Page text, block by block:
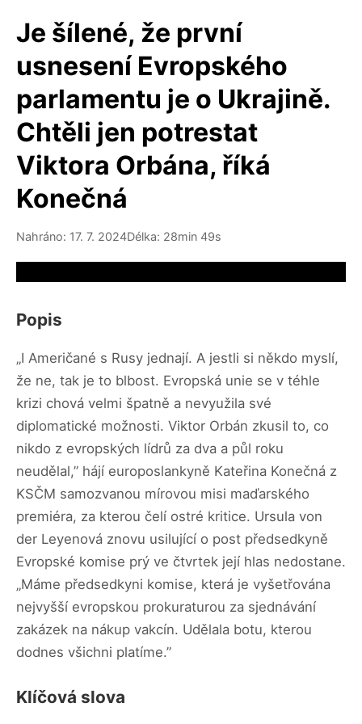
Je šílené, že první
usnesení Evropského
parlamentu je o Ukrajině.
Chtěli jen potrestat
Viktora Orbána, říká
Konečná
Nahráno: 17. 7. 2024Délka: 28min 49s
Popis
„I Američané s Rusy jednají. A jestli si někdo myslí,
že ne, tak je to blbost. Evropská unie se v téhle
krizi chová velmi špatně a nevyužila své
diplomatické možnosti. Viktor Orbán zkusil to, co
nikdo z evropských lídrů za dva a půl roku
neudělal,” hájí europoslankyně Kateřina Konečná z
KSČM samozvanou mírovou misi maďarského
premiéra, za kterou čelí ostré kritice. Ursula von
der Leyenová znovu usilující o post předsedkyně
Evropské komise prý ve čtvrtek její hlas nedostane.
„Máme předsedkyni komise, která je vyšetřována
nejvyšší evropskou prokuraturou za sjednávání
zakázek na nákup vakcín. Udělala botu, kterou
dodnes všichni platíme.”
Klíčová slova